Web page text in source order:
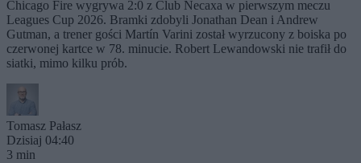
Chicago Fire wygrywa 2:0 z Club Necaxa w pierwszym meczu
Leagues Cup 2026. Bramki zdobyli Jonathan Dean i Andrew
Gutman, a trener gości Martín Varini został wyrzucony z boiska po
czerwonej kartce w 78. minucie. Robert Lewandowski nie trafił do
siatki, mimo kilku prób.
Tomasz Pałasz
Dzisiaj 04:40
3 min